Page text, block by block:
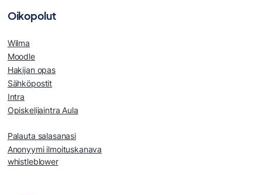
Oikopolut
Wilma
Moodle
Hakijan opas
Sähköpostit
Intra
Opiskelijaintra Aula
Palauta salasanasi
Anonyymi ilmoituskanava
whistleblower